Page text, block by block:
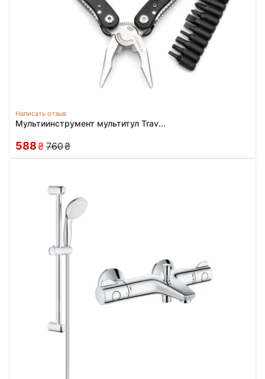
Написать отзыв
Мультиинструмент мультитул Trav...
588₴ 760₴